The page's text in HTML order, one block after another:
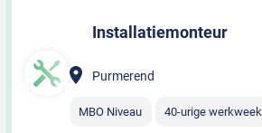
Installatiemonteur
Purmerend
MBO Niveau 40-urige werkweek